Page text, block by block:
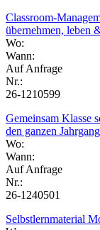
Classroom-
übernehmen, leben
Wo:
Wann:
Auf Anfrage
Nr.:
26-1210599
Gemeinsam Klasse
den ganzen
Wo:
Wann:
Auf Anfrage
Nr.:
26-1240501
Selbstlernmaterial